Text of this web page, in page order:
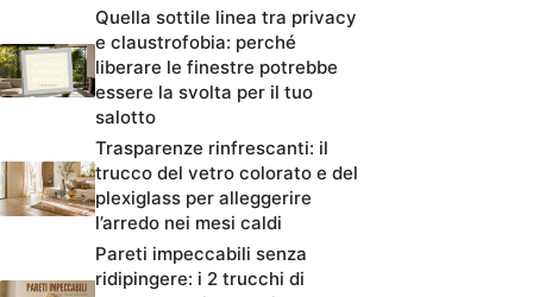
Quella sottile linea tra privacy
e claustrofobia: perché
liberare le finestre potrebbe
essere la svolta per il tuo
salotto
Trasparenze rinfrescanti: il
trucco del vetro colorato e del
plexiglass per alleggerire
l’arredo nei mesi caldi
Pareti impeccabili senza
ridipingere: i 2 trucchi di